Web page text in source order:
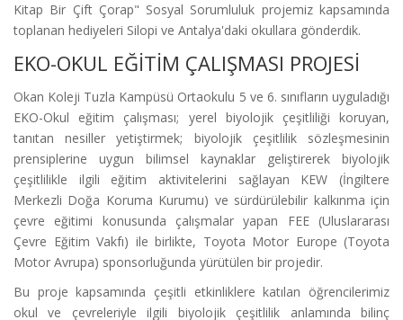
Kitap Bir Çift Çorap" Sosyal Sorumluluk projemiz kapsamında
toplanan hediyeleri Silopi ve Antalya'daki okullara gönderdik.
EKO-OKUL EĞİTİM ÇALIŞMASI PROJESİ
Okan Koleji Tuzla Kampüsü Ortaokulu 5 ve 6. sınıfların uyguladığı
EKO-Okul eğitim çalışması; yerel biyolojik çeşitliliği koruyan,
tanıtan nesiller yetiştirmek; biyolojik çeşitlilik sözleşmesinin
prensiplerine uygun bilimsel kaynaklar geliştirerek biyolojik
çeşitlilikle ilgili eğitim aktivitelerini sağlayan KEW (İngiltere
Merkezli Doğa Koruma Kurumu) ve sürdürülebilir kalkınma için
çevre eğitimi konusunda çalışmalar yapan FEE (Uluslararası
Çevre Eğitim Vakfı) ile birlikte, Toyota Motor Europe (Toyota
Motor Avrupa) sponsorluğunda yürütülen bir projedir.
Bu proje kapsamında çeşitli etkinliklere katılan öğrencilerimiz
okul ve çevreleriyle ilgili biyolojik çeşitlilik anlamında bilinç